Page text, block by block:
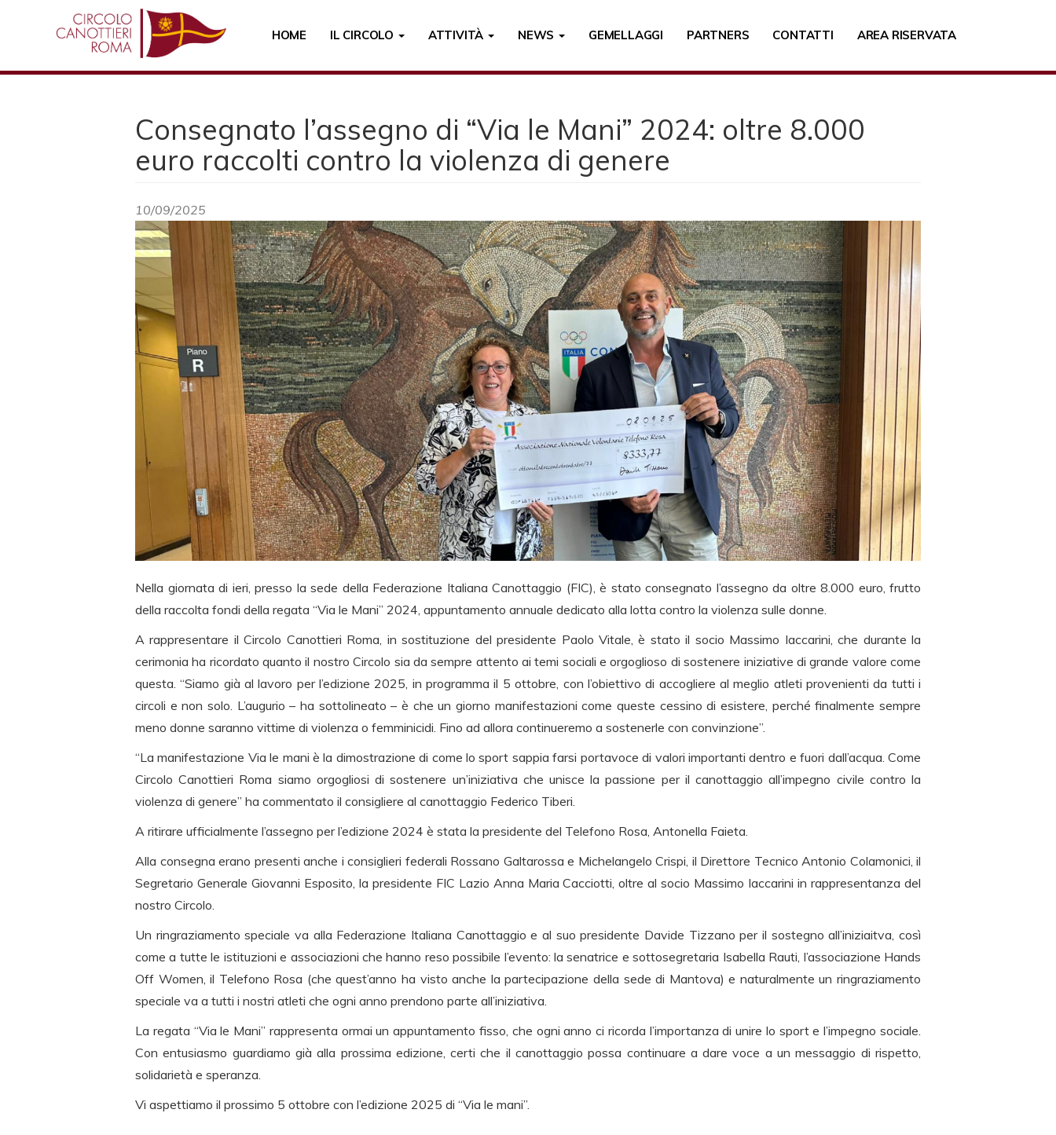
contenuto
HOME IL CIRCOLO ATTIVITÀ NEWS GEMELLAGGI PARTNERS CONTATTI AREA RISERVATA
Consegnato l’assegno di “Via le Mani” 2024: oltre 8.000
euro raccolti contro la violenza di genere
10/09/2025
Nella giornata di ieri, presso la sede della Federazione Italiana Canottaggio (FIC), è stato consegnato l’assegno da oltre 8.000 euro, frutto
della raccolta fondi della regata “Via le Mani” 2024, appuntamento annuale dedicato alla lotta contro la violenza sulle donne.
A rappresentare il Circolo Canottieri Roma, in sostituzione del presidente Paolo Vitale, è stato il socio Massimo Iaccarini, che durante la
cerimonia ha ricordato quanto il nostro Circolo sia da sempre attento ai temi sociali e orgoglioso di sostenere iniziative di grande valore come
questa. “Siamo già al lavoro per l’edizione 2025, in programma il 5 ottobre, con l’obiettivo di accogliere al meglio atleti provenienti da tutti i
circoli e non solo. L’augurio – ha sottolineato – è che un giorno manifestazioni come queste cessino di esistere, perché finalmente sempre
meno donne saranno vittime di violenza o femminicidi. Fino ad allora continueremo a sostenerle con convinzione”.
“La manifestazione Via le mani è la dimostrazione di come lo sport sappia farsi portavoce di valori importanti dentro e fuori dall’acqua. Come
Circolo Canottieri Roma siamo orgogliosi di sostenere un’iniziativa che unisce la passione per il canottaggio all’impegno civile contro la
violenza di genere” ha commentato il consigliere al canottaggio Federico Tiberi.
A ritirare ufficialmente l’assegno per l’edizione 2024 è stata la presidente del Telefono Rosa, Antonella Faieta.
Alla consegna erano presenti anche i consiglieri federali Rossano Galtarossa e Michelangelo Crispi, il Direttore Tecnico Antonio Colamonici, il
Segretario Generale Giovanni Esposito, la presidente FIC Lazio Anna Maria Cacciotti, oltre al socio Massimo Iaccarini in rappresentanza del
nostro Circolo.
Un ringraziamento speciale va alla Federazione Italiana Canottaggio e al suo presidente Davide Tizzano per il sostegno all’iniziaitva, così
come a tutte le istituzioni e associazioni che hanno reso possibile l’evento: la senatrice e sottosegretaria Isabella Rauti, l’associazione Hands
Off Women, il Telefono Rosa (che quest’anno ha visto anche la partecipazione della sede di Mantova) e naturalmente un ringraziamento
speciale va a tutti i nostri atleti che ogni anno prendono parte all’iniziativa.
La regata “Via le Mani” rappresenta ormai un appuntamento fisso, che ogni anno ci ricorda l’importanza di unire lo sport e l’impegno sociale.
Con entusiasmo guardiamo già alla prossima edizione, certi che il canottaggio possa continuare a dare voce a un messaggio di rispetto,
solidarietà e speranza.
Vi aspettiamo il prossimo 5 ottobre con l’edizione 2025 di “Via le mani”.